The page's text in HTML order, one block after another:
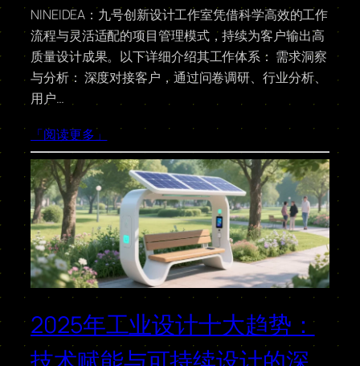
NINEIDEA：九号创新设计工作室凭借科学高效的工作
流程与灵活适配的项目管理模式，持续为客户输出高
质量设计成果。以下详细介绍其工作体系： 需求洞察
与分析： 深度对接客户，通过问卷调研、行业分析、
用户…
「阅读更多」
2025年工业设计十大趋势：